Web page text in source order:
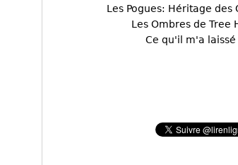
Les Pogues: Héritage des
Les Ombres de Tree
Ce qu'il m'a laissé